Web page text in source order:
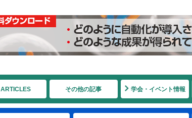
ARTICLES その他の記事 学会・イベント情報